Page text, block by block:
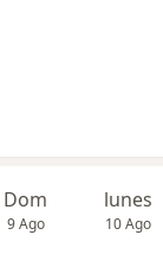
Dom
9 Ago
lunes
10 Ago